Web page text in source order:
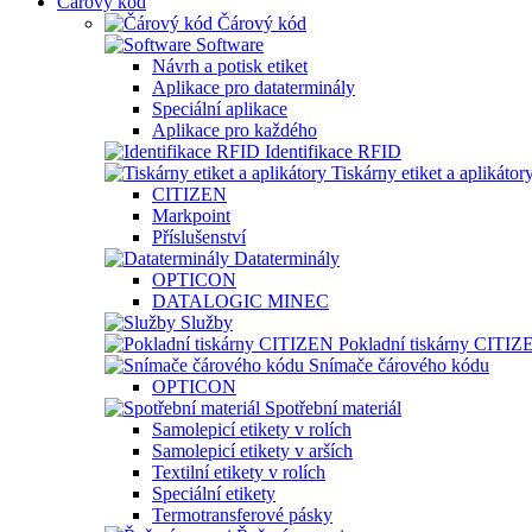
Čárový kód
Software
Návrh a potisk etiket
Aplikace pro dataterminály
Speciální aplikace
Aplikace pro každého
Identifikace RFID
Tiskárny etiket a
CITIZEN
Markpoint
Příslušenství
Dataterminály
OPTICON
DATALOGIC MINEC
Služby
Pokladní tiskárny
Snímače čárového kódu
OPTICON
Spotřební materiál
Samolepicí etikety v rolích
Samolepicí etikety v arších
Textilní etikety v rolích
Speciální etikety
Termotransferové pásky